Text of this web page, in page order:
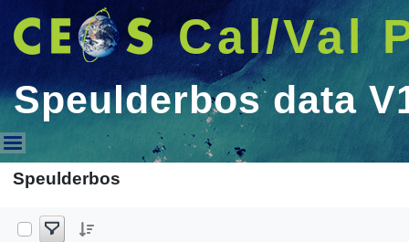
Cal/Val
Speulderbos data
Speulderbos data V1
Speulderbos